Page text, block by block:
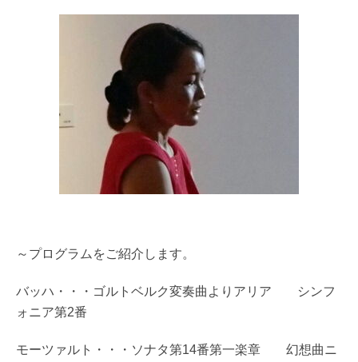
～プログラムをご紹介します。
バッハ・・・ゴルトベルク変奏曲よりアリア シンフ
ォニア第2番
モーツァルト・・・ソナタ第14番第一楽章 幻想曲ニ